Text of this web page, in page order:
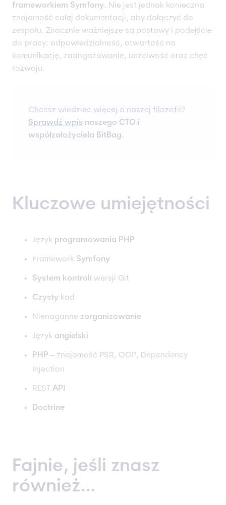
frameworkiem Symfony. Nie jest jednak konieczna
znajomość całej dokumentacji, aby dołączyć do
zespołu. Znacznie ważniejsze są postawy i podejście
do pracy: odpowiedzialność, otwartość na
komunikację, zaangażowanie, uczciwość oraz chęć
rozwoju.
Chcesz wiedzieć więcej o naszej filozofii?
Sprawdź wpis naszego CTO i
współzałożyciela BitBag.
Kluczowe umiejętności
Język programowania PHP
Framework Symfony
System kontroli wersji Git
Czysty kod
Nienaganne zorganizowanie
Język angielski
PHP – znajomość PSR, OOP, Dependency
Injection
REST API
Doctrine
Fajnie, jeśli znasz
również…